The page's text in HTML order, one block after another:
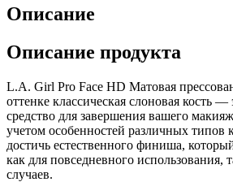
Описание
Описание продукта
L.A. Girl Pro Face HD Матовая
оттенке классическая слоновая кость —
средство для завершения вашего
учетом особенностей различных типов
достичь естественного финиша,
как для повседневного использования,
случаев.